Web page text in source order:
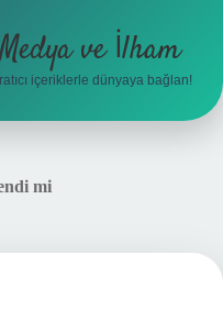
ve İlham
içeriklerle dünyaya bağlan!
mi